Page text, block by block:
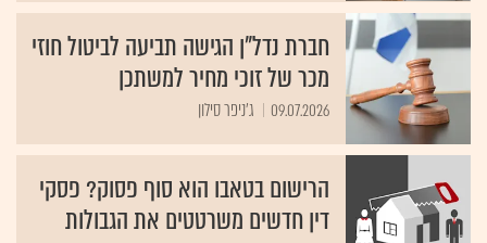
חברת נדל"ן הגישה תביעה לביטול חוזי
מכר של זוכי מחיר למשתכן
09.07.2026 ג'ניפר סילון
הרישום בטאבו הוא סוף פסוק? פסקי
דין חדשים משרטטים את הגבולות